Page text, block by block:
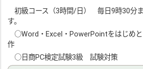
初級コース（3時間/日） 毎日9時30分
す。
○Word・Excel・PowerPointをはじめと
作
○日商PC検定試験3級 試験対策